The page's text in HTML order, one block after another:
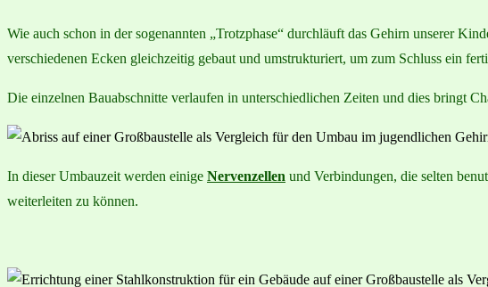
Wie auch schon in der sogenannten „Trotzphase“ durchläuft das Gehirn unserer
verschiedenen Ecken gleichzeitig gebaut und umstrukturiert, um zum Schluss ein
Die einzelnen Bauabschnitte verlaufen in unterschiedlichen Zeiten und dies bringt
In dieser Umbauzeit werden einige Nervenzellen und Verbindungen, die selten
weiterleiten zu können.